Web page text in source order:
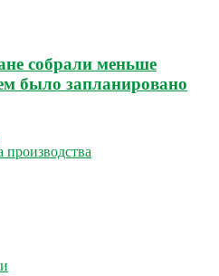
собрали меньше
было запланировано
производства